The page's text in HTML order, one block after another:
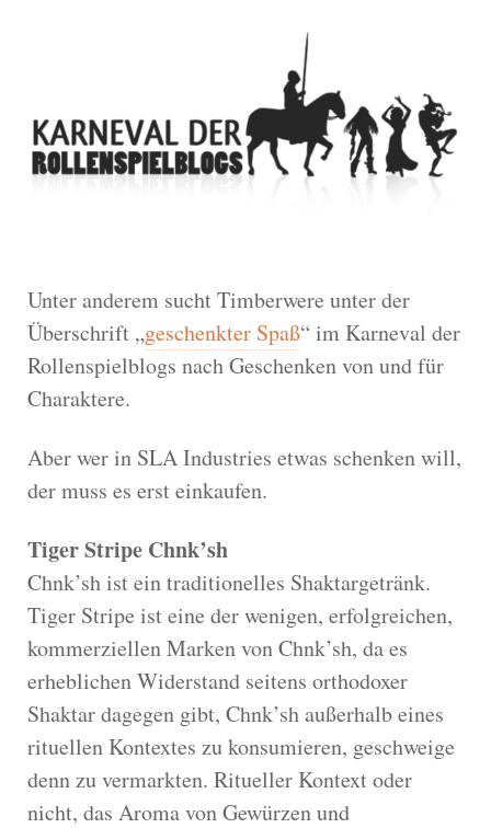
Unter anderem sucht Timberwere unter der
Überschrift „geschenkter Spaß“ im Karneval der
Rollenspielblogs nach Geschenken von und für
Charaktere.
Aber wer in SLA Industries etwas schenken will,
der muss es erst einkaufen.
Tiger Stripe Chnk’sh
Chnk’sh ist ein traditionelles Shaktargetränk.
Tiger Stripe ist eine der wenigen, erfolgreichen,
kommerziellen Marken von Chnk’sh, da es
erheblichen Widerstand seitens orthodoxer
Shaktar dagegen gibt, Chnk’sh außerhalb eines
rituellen Kontextes zu konsumieren, geschweige
denn zu vermarkten. Ritueller Kontext oder
nicht, das Aroma von Gewürzen und